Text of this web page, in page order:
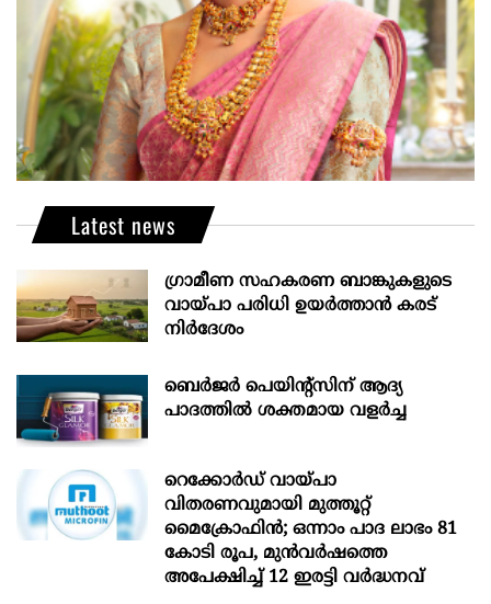
Latest news
ഗ്രാമീണ സഹകരണ ബാങ്കുകളുടെ
വായ്പാ പരിധി ഉയർത്താൻ കരട്
നിർദേശം
ബെർജർ പെയിന്റ്സിന് ആദ്യ
പാദത്തിൽ ശക്തമായ വളർച്ച
റെക്കോർഡ് വായ്പാ
വിതരണവുമായി മുത്തൂറ്റ്
മൈക്രോഫിൻ; ഒന്നാം പാദ ലാഭം 81
കോടി രൂപ, മുൻവർഷത്തെ
അപേക്ഷിച്ച് 12 ഇരട്ടി വർദ്ധനവ്